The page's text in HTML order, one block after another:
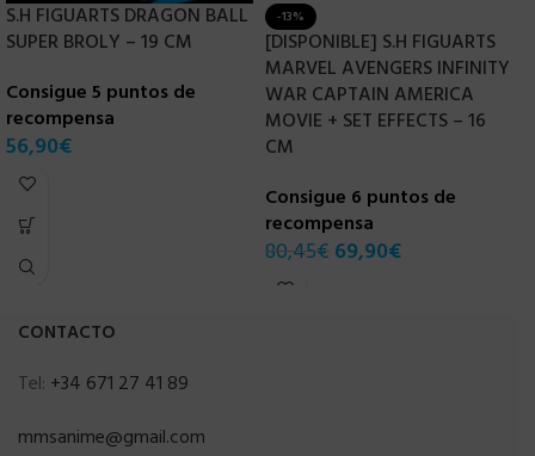
S.H FIGUARTS DRAGON BALL
SUPER BROLY – 19 CM
Consigue 5 puntos de
recompensa
56,90€
-13%
[DISPONIBLE] S.H FIGUARTS
MARVEL AVENGERS INFINITY
WAR CAPTAIN AMERICA
MOVIE + SET EFFECTS – 16
CM
Consigue 6 puntos de
recompensa
80,45€ 69,90€
CONTACTO
Tel: +34 671 27 41 89
mmsanime@gmail.com